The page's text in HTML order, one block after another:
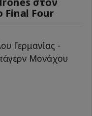
Final Four